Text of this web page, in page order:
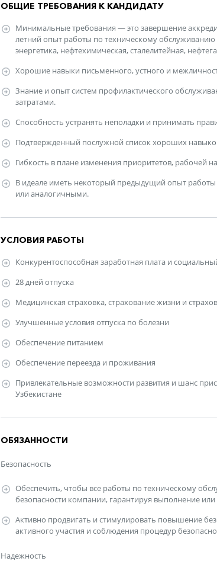
ОБЩИЕ ТРЕБОВАНИЯ К КАНДИДАТУ
Минимальные требования — это завершение
летний опыт работы по техническому
энергетика, нефтехимическая, сталелитейная,
Хорошие навыки письменного, устного и
Знание и опыт систем профилактического
затратами.
Способность устранять неполадки и принимать
Подтвержденный послужной список хороших
Гибкость в плане изменения приоритетов, рабочей
В идеале иметь некоторый предыдущий опыт
или аналогичными.
УСЛОВИЯ РАБОТЫ
Конкурентоспособная заработная плата и
28 дней отпуска
Медицинская страховка, страхование жизни и
Улучшенные условия отпуска по болезни
Обеспечение питанием
Обеспечение переезда и проживания
Привлекательные возможности развития и шанс
Узбекистане
ОБЯЗАННОСТИ
Безопасность
Обеспечить, чтобы все работы по техническому
безопасности компании, гарантируя выполнение
Активно продвигать и стимулировать повышение
активного участия и соблюдения процедур
Надежность